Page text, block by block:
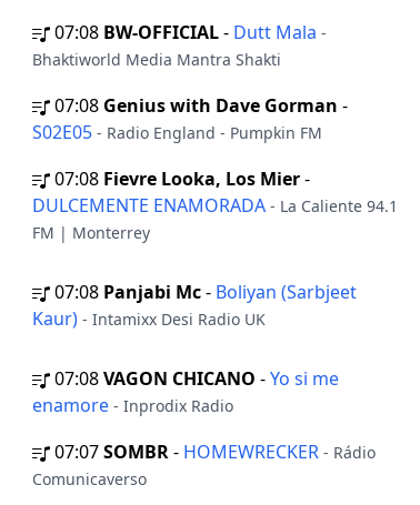
07:08 BW-OFFICIAL- Dutt Mala -
Bhaktiworld Media Mantra Shakti
07:08 Genius with Dave Gorman -
S02E05 - Radio England - Pumpkin FM
07:08 Fievre Looka, Los Mier-
DULCEMENTE ENAMORADA - La Caliente 94.1
FM | Monterrey
07:08 Panjabi Mc- Boliyan (Sarbjeet
Kaur) - Intamixx Desi Radio UK
07:08VAGON CHICANO -Yo si me
enamore - Inprodix Radio
07:07SOMBR- HOMEWRECKER - Rádio
Comunicaverso